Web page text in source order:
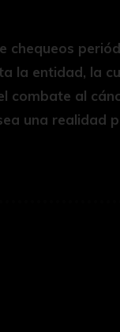
chequeos
la entidad, la
combate al
una realidad